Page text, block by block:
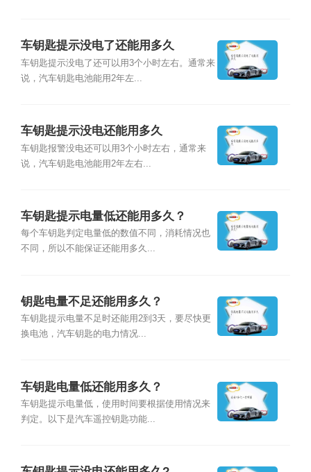
车钥匙提示没电了还能用多久
车钥匙提示没电了还可以用3个小时左右。通常来
说，汽车钥匙电池能用2年左...
车钥匙提示没电还能用多久
车钥匙报警没电还可以用3个小时左右，通常来
说，汽车钥匙电池能用2年左右...
车钥匙提示电量低还能用多久？
每个车钥匙判定电量低的数值不同，消耗情况也
不同，所以不能保证还能用多久...
钥匙电量不足还能用多久？
车钥匙提示电量不足时还能用2到3天，要尽快更
换电池，汽车钥匙的电力情况...
车钥匙电量低还能用多久？
车钥匙提示电量低，使用时间要根据使用情况来
判定。以下是汽车遥控钥匙功能...